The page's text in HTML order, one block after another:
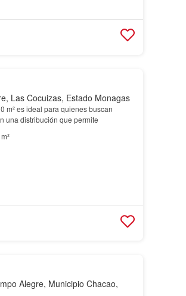
Las Cocuizas, Estado Monagas
m² es ideal para quienes buscan
una distribución que permite
Alegre, Municipio Chacao,